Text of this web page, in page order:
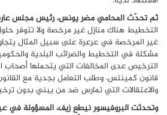
ثم تحدّث المحامي مضر يونس، رئيس مجلس
التخطيط هناك منازل غير مرخصة ولا تتوفر
مشكلة في التخطيط والضرائب البلدية
الترخيص عدى المخالفات التي يتحملها
قانون كمينتس، وطلب التعامل بجدية مع
والاعتقالات التي تمارس ضد من يبني بدون
وتحدثت البروفيسور نيطع زيف، المسؤولة في